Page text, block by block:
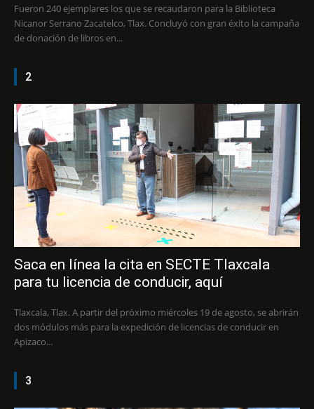
Fueron 240 ejemplares los que se recaudaron para la Biblioteca
Nicanor Serrano Zacatelco, Tlax. Concluyó con gran éxito la campaña
de donación de libros en...
2
Saca en línea la cita en SECTE Tlaxcala
para tu licencia de conducir, aquí
Tlaxcala, Tlax. A partir del próximo miércoles 19 de agosto, se abrirán
dos módulos más para la expedición de licencias de conducir en
Apizaco...
3